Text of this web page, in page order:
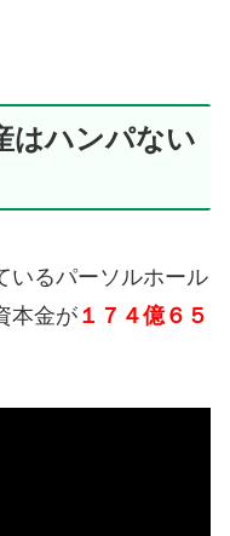
はハンパない
いるパーソルホール
本金が １７４億６５